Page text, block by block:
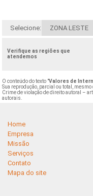
Selecione: ZONA LESTE
Verifique as regiões que
atendemos
O conteúdo do texto "Valores de
Sua reprodução, parcial ou total,
Crime de violação de direito autoral –
autorais
Home
Empresa
Missão
Serviços
Contato
Mapa do site